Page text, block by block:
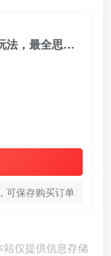
绅白不白·小红书无货源第六版，精细化进阶玩法，最全思路运营
可保存购买订单
仅提供信息存储